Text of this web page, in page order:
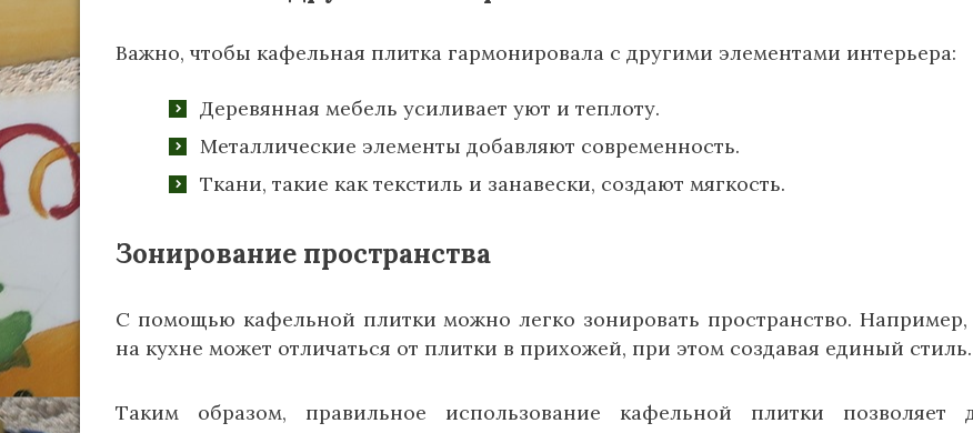
Важно, чтобы кафельная плитка гармонировала с другими элементами интерьера:
Деревянная мебель усиливает уют и теплоту.
Металлические элементы добавляют современность.
Ткани, такие как текстиль и занавески, создают мягкость.
Зонирование пространства
С помощью кафельной плитки можно легко зонировать пространство. Например,
на кухне может отличаться от плитки в прихожей, при этом создавая единый стиль.
Таким образом, правильное использование кафельной плитки позволяет